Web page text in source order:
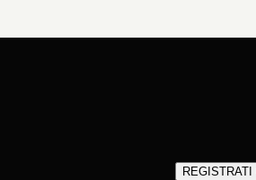
REGISTRATI